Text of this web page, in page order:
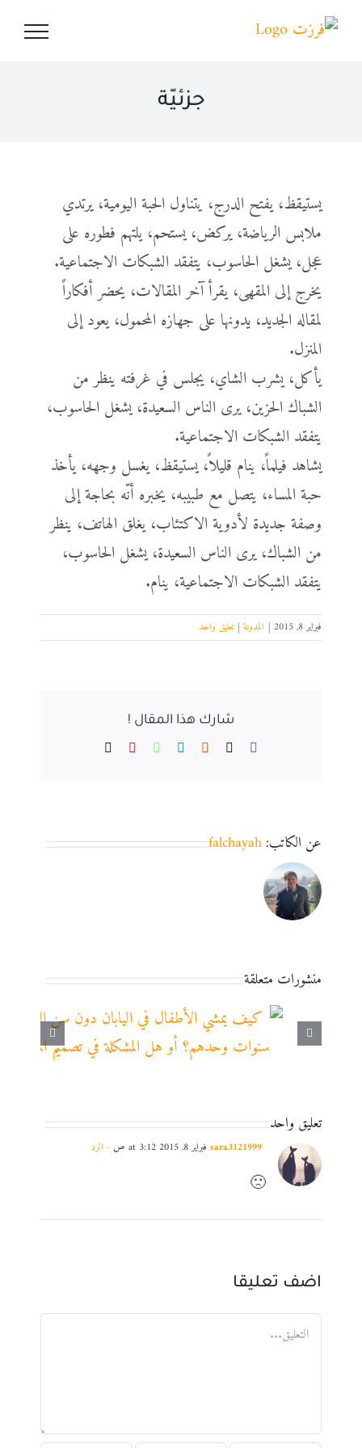
Skip
جزئيّة
يستيقظ، يفتح الدرج، يتناول الحبة اليومية، يرتدي
ملابس الرياضة، يركض، يستحم، يلتهم فطوره على
عجل، يشغل الحاسوب، يتفقد الشبكات الاجتماعية.
يخرج إلى المقهى، يقرأ آخر المقالات، يحضر أفكاراً
لمقاله الجديد، يدونها على جهازه المحمول، يعود إلى
المنزل.
يأكل، يشرب الشاي، يجلس في غرفته ينظر من
الشباك الحزين، يرى الناس السعيدة، يشغل الحاسوب،
يتفقد الشبكات الاجتماعية.
يشاهد فيلماً، ينام قليلاً، يستيقظ، يغسل وجهه، يأخذ
حبة المساء، يتصل مع طبيبه، يخبره أنّه بحاجة إلى
وصفة جديدة لأدوية الاكتئاب، يغلق الهاتف، ينظر
من الشباك، يرى الناس السعيدة، يشغل الحاسوب،
يتفقد الشبكات الاجتماعية، ينام.
فبراير 8, 2015 | المدونة | تعليق واحد
شارك هذا المقال !
Facebook
Reddit
LinkedIn
WhatsApp
Pinterest
عن الكاتب:falchayah
منشورات متعلقة
تعليق واحد
sara3121999 فبراير 8, 2015 at 3:12 ص - الرد
🙁
اضف تعليقا
تعليق